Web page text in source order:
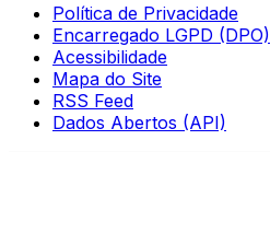
Política de Privacidade
Encarregado LGPD (DPO)
Acessibilidade
Mapa do Site
RSS Feed
Dados Abertos (API)